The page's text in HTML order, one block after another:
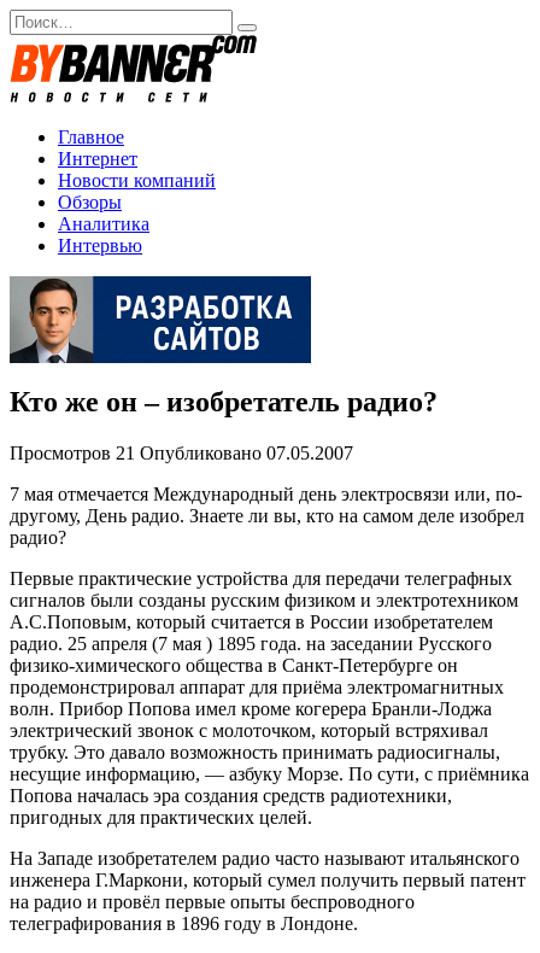
Перейти
к
содержанию
Search
for:
Главное
Интернет
Новости компаний
Обзоры
Аналитика
Интервью
Кто же он – изобретатель радио?
Просмотров 21 Опубликовано 07.05.2007
7 мая отмечается Международный день электросвязи или, по-
другому, День радио. Знаете ли вы, кто на самом деле изобрел
радио?
Первые практические устройства для передачи телеграфных
сигналов были созданы русским физиком и электротехником
А.С.Поповым, который считается в России изобретателем
радио. 25 апреля (7 мая ) 1895 года. на заседании Русского
физико-химического общества в Санкт-Петербурге он
продемонстрировал аппарат для приёма электромагнитных
волн. Прибор Попова имел кроме когерера Бранли-Лоджа
электрический звонок с молоточком, который встряхивал
трубку. Это давало возможность принимать радиосигналы,
несущие информацию, — азбуку Морзе. По сути, с приёмника
Попова началась эра создания средств радиотехники,
пригодных для практических целей.
На Западе изобретателем радио часто называют итальянского
инженера Г.Маркони, который сумел получить первый патент
на радио и провёл первые опыты беспроводного
телеграфирования в 1896 году в Лондоне.